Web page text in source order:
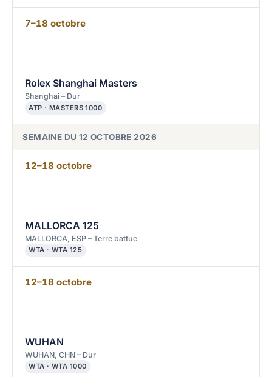
7–18 octobre
Rolex Shanghai Masters
Shanghai – Dur
ATP · MASTERS 1000
SEMAINE DU 12 OCTOBRE 2026
12–18 octobre
MALLORCA 125
MALLORCA, ESP – Terre battue
WTA · WTA 125
12–18 octobre
WUHAN
WUHAN, CHN – Dur
WTA · WTA 1000